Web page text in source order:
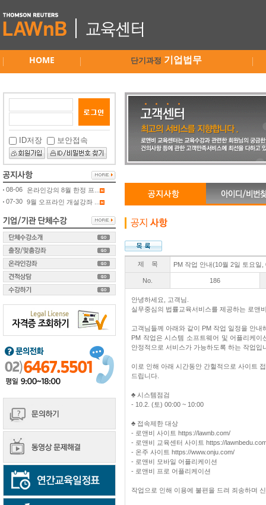
HOME 단기과정 기업법무
ID저장 보안접속
08-06
온라인강의 8월 한정 프...
07-30 9월 오프라인 개설강좌 ...
제 목 PM 작업 안내(10월 2일 토요일,
No. 186
안녕하세요, 고객님.
실무중심의 법률교육서비스를 제공하는 로앤
고객님들께 아래와 같이 PM 작업 일정을 안내
PM 작업은 시스템 소프트웨어 및 어플리케
안정적으로 서비스가 가능하도록 하는 작업입
이로 인해 아래 시간동안 간헐적으로 사이트
드립니다.
♣ 시스템점검
- 10.2. (토) 00:00 ~ 10:00
♣ 접속제한 대상
- 로앤비 사이트 https://lawnb.com/
- 로앤비 교육센터 사이트 https://
- 온주 사이트 https://www.onju.com/
- 로앤비 모바일 어플리케이션
- 로앤비 프로 어플리케이션
작업으로 인해 이용에 불편을 드려 죄송하며